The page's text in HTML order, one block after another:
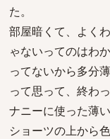
た。
部屋暗くて、よく
ゃないってのはわ
ってないから多分
って思って、終わ
ナニーに使った薄
ショーツの上から